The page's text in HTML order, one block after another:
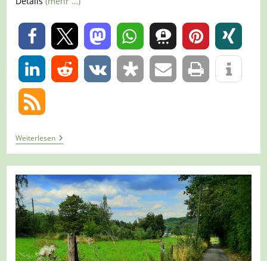
0
0
WeiterlesenTour
1245
–
Hattingen
–
Auf
Dem
A2
Am
Bergerhof